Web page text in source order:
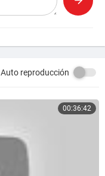
Auto reproducción
00:36:42